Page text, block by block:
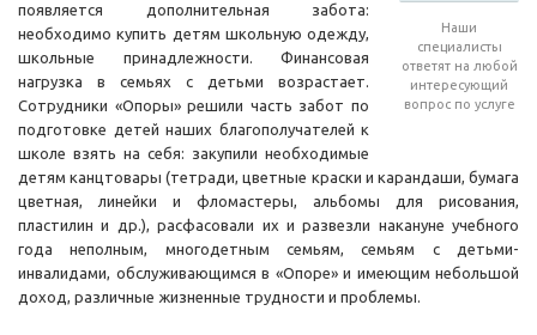
Наши
специалисты
ответят на любой
интересующий
вопрос по услуге
появляется дополнительная забота:
необходимо купить детям школьную одежду,
школьные принадлежности. Финансовая
нагрузка в семьях с детьми возрастает.
Сотрудники «Опоры» решили часть забот по
подготовке детей наших благополучателей к
школе взять на себя: закупили необходимые
детям канцтовары (тетради, цветные краски и карандаши, бумага
цветная, линейки и фломастеры, альбомы для рисования,
пластилин и др.), расфасовали их и развезли накануне учебного
года неполным, многодетным семьям, семьям с детьми-
инвалидами, обслуживающимся в «Опоре» и имеющим небольшой
доход, различные жизненные трудности и проблемы.